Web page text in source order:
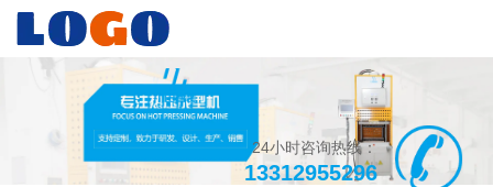
24小时咨询热线：
13312955296